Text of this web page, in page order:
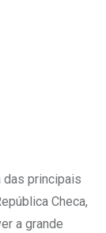
das principais
Checa,
a grande